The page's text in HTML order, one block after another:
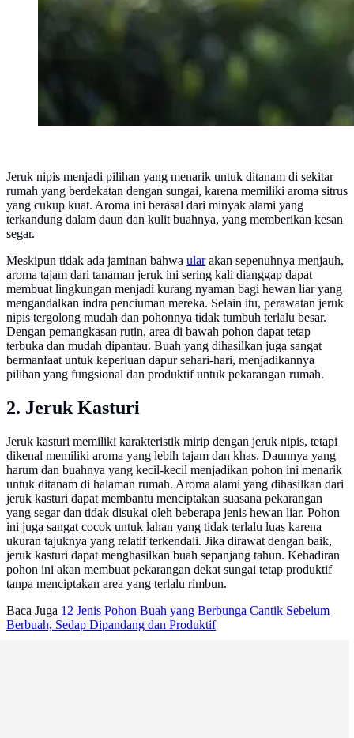
Jeruk nipis menjadi pilihan yang menarik untuk ditanam di sekitar
rumah yang berdekatan dengan sungai, karena memiliki aroma sitrus
yang cukup kuat. Aroma ini berasal dari minyak alami yang
terkandung dalam daun dan kulit buahnya, yang memberikan kesan
segar.
Meskipun tidak ada jaminan bahwa ularakan sepenuhnya menjauh,
aroma tajam dari tanaman jeruk ini sering kali dianggap dapat
membuat lingkungan menjadi kurang nyaman bagi hewan liar yang
mengandalkan indra penciuman mereka. Selain itu, perawatan jeruk
nipis tergolong mudah dan pohonnya tidak tumbuh terlalu besar.
Dengan pemangkasan rutin, area di bawah pohon dapat tetap
terbuka dan mudah dipantau. Buah yang dihasilkan juga sangat
bermanfaat untuk keperluan dapur sehari-hari, menjadikannya
pilihan yang fungsional dan produktif untuk pekarangan rumah.
2. Jeruk Kasturi
Jeruk kasturi memiliki karakteristik mirip dengan jeruk nipis, tetapi
dikenal memiliki aroma yang lebih tajam dan khas. Daunnya yang
harum dan buahnya yang kecil-kecil menjadikan pohon ini menarik
untuk ditanam di halaman rumah. Aroma alami yang dihasilkan dari
jeruk kasturi dapat membantu menciptakan suasana pekarangan
yang segar dan tidak disukai oleh beberapa jenis hewan liar. Pohon
ini juga sangat cocok untuk lahan yang tidak terlalu luas karena
ukuran tajuknya yang relatif terkendali. Jika dirawat dengan baik,
jeruk kasturi dapat menghasilkan buah sepanjang tahun. Kehadiran
pohon ini akan membuat pekarangan dekat sungai tetap produktif
tanpa menciptakan area yang terlalu rimbun.
Baca Juga 12 Jenis Pohon Buah yang Berbunga Cantik Sebelum
Berbuah, Sedap Dipandang dan Produktif